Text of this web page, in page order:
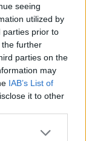
seeing
utilized by
parties prior to
further
parties on the
may
IAB’s List of
it to other
more Google